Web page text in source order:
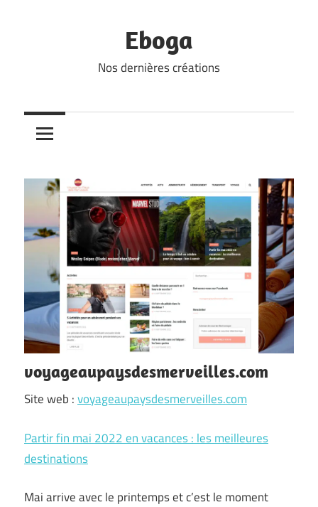
Eboga
Nos dernières créations
voyageaupaysdesmerveilles.com
Site web :voyageaupaysdesmerveilles.com
Partir fin mai 2022 en vacances : les meilleures
destinations
Mai arrive avec le printemps et c’est le moment